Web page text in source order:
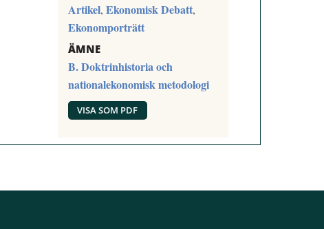
Artikel, Ekonomisk Debatt,
Ekonomporträtt
ÄMNE
B. Doktrinhistoria och
nationalekonomisk metodologi
VISA SOM PDF